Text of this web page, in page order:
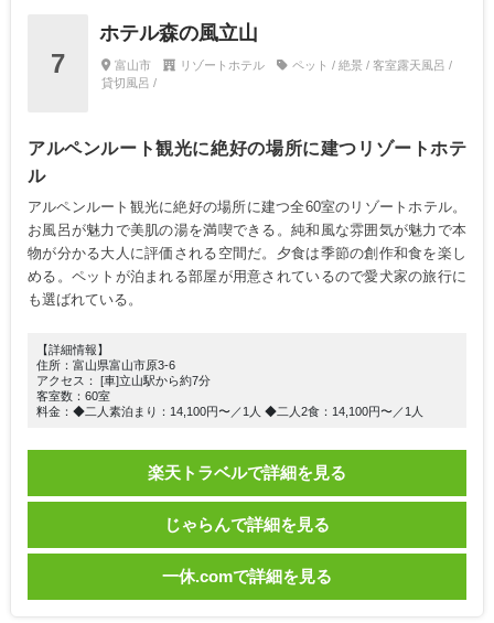
7
ホテル森の風立山
富山市 リゾートホテル
ペット / 絶景 / 客室露天風呂 /
貸切風呂 /
アルペンルート観光に絶好の場所に建つリゾートホテ
ル
アルペンルート観光に絶好の場所に建つ全60室のリゾートホテル。
お風呂が魅力で美肌の湯を満喫できる。純和風な雰囲気が魅力で本
物が分かる大人に評価される空間だ。夕食は季節の創作和食を楽し
める。ペットが泊まれる部屋が用意されているので愛犬家の旅行に
も選ばれている。
【詳細情報】
住所：富山県富山市原3-6
アクセス： [車]立山駅から約7分
客室数：60室
料金：◆二人素泊まり：14,100円〜／1人 ◆二人2食：14,100円〜／1人
楽天トラベルで詳細を見る
じゃらんで詳細を見る
一休.comで詳細を見る